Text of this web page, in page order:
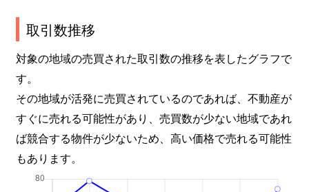
取引数推移
対象の地域の売買された取引数の推移を表したグラフで
す。
その地域が活発に売買されているのであれば、不動産が
すぐに売れる可能性があり、売買数が少ない地域であれ
ば競合する物件が少ないため、高い価格で売れる可能性
もあります。